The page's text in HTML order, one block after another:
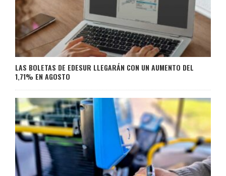
LAS BOLETAS DE EDESUR LLEGARÁN CON UN AUMENTO DEL
1,71% EN AGOSTO